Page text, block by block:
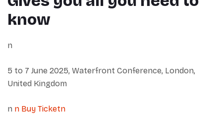
know
n
5 to 7 June 2025, Waterfront Conference, London,
United Kingdom
n n Buy Ticketn